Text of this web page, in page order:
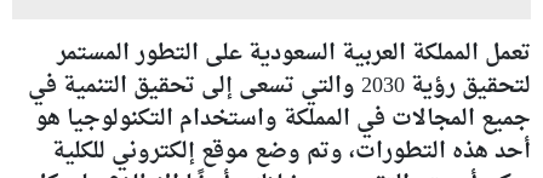
تعمل المملكة العربية السعودية على التطور المستمر
لتحقيق رؤية 2030 والتي تسعى إلى تحقيق التنمية في
جميع المجالات في المملكة واستخدام التكنولوجيا هو
أحد هذه التطورات، وتم وضع موقع إلكتروني للكلية